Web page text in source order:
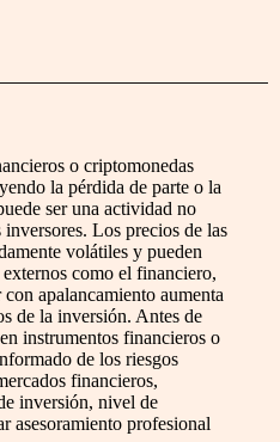
o criptomonedas
la pérdida de parte o la
ser una actividad no
Los precios de las
volátiles y pueden
como el financiero,
apalancamiento aumenta
de la inversión. Antes de
instrumentos financieros o
de los riesgos
financieros,
inversión, nivel de
asesoramiento profesional